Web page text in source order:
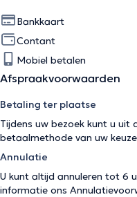
Bankkaart
Contant
Mobiel betalen
Afspraakvoorwaarden
Betaling ter plaatse
Tijdens uw bezoek kunt u
betaalmethode van uw
Annulatie
U kunt altijd annuleren tot 6
informatie ons